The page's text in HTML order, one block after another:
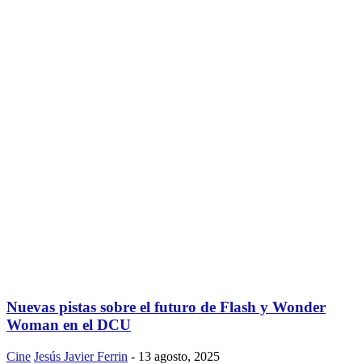
Nuevas pistas sobre el futuro de Flash y Wonder
Woman en el DCU
Cine Jesús Javier Ferrin - 13 agosto, 2025